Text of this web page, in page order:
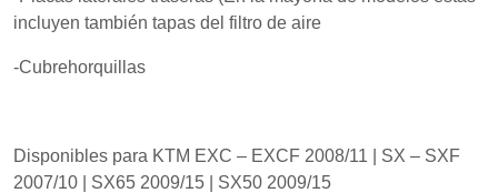
incluyen también tapas del filtro de aire
-Cubrehorquillas
Disponibles para KTM EXC – EXCF 2008/11 | SX – SXF
2007/10 | SX65 2009/15 | SX50 2009/15